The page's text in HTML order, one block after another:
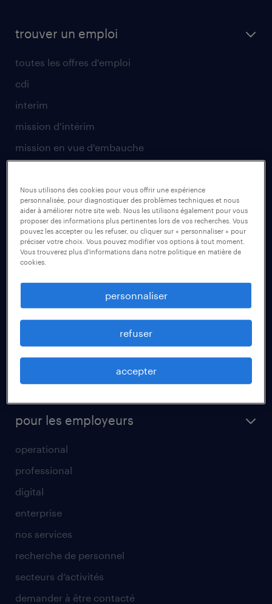
trouver un emploi
toutes les offres d'emploi
cdi
interim
mission d'intérim
mission en vue d'embauche
pour les talents
operational
professional
secteurs d’activités
fiches métiers
votre lettre de motivation
réussir son entretien d’embauche
tout savoir sur l'intérim
pour les employeurs
operational
professional
digital
enterprise
nos services
recherche de personnel
secteurs d’activités
demander à être contacté
Nous utilisons des cookies pour vous offrir une expérience
personnalisée, pour diagnostiquer des problèmes techniques et nous
aider à améliorer notre site web. Nous les utilisons également pour vous
proposer des informations plus pertinentes lors de vos recherches. Vous
pouvez les accepter ou les refuser, ou cliquer sur « personnaliser » pour
préciser votre choix. Vous pouvez modifier vos options à tout moment.
Vous trouverez plus d'informations dans notre politique en matière de
cookies.
personnaliser
refuser
accepter